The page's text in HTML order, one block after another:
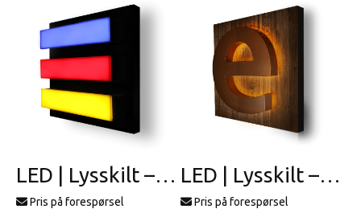
LED | Lysskilt – profil 16
Pris på forespørsel
LED | Lysskilt – profil 14
Pris på forespørsel